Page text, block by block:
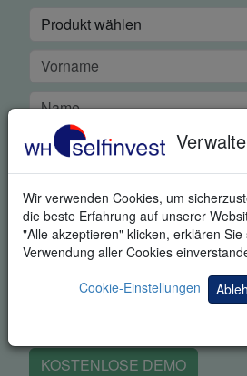
Wir verwenden Cookies, um
die beste Erfahrung auf unserer
"Alle akzeptieren" klicken, erklären
Verwendung aller Cookies
Cookie-Einstellungen
KOSTENLOSE DEMO